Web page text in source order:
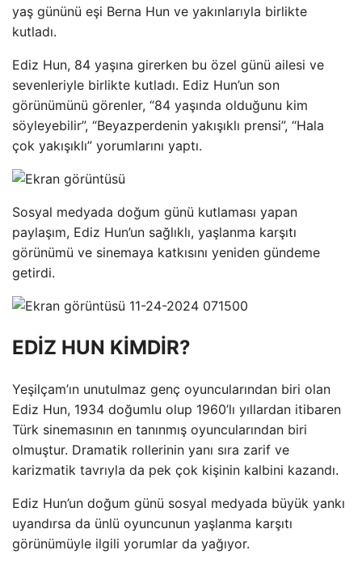
yaş gününü eşi Berna Hun ve yakınlarıyla birlikte
kutladı.
Ediz Hun, 84 yaşına girerken bu özel günü ailesi ve
sevenleriyle birlikte kutladı. Ediz Hun’un son
görünümünü görenler, “84 yaşında olduğunu kim
söyleyebilir”, “Beyazperdenin yakışıklı prensi”, “Hala
çok yakışıklı” yorumlarını yaptı.
Sosyal medyada doğum günü kutlaması yapan
paylaşım, Ediz Hun’un sağlıklı, yaşlanma karşıtı
görünümü ve sinemaya katkısını yeniden gündeme
getirdi.
EDİZ HUN KİMDİR?
Yeşilçam’ın unutulmaz genç oyuncularından biri olan
Ediz Hun, 1934 doğumlu olup 1960’lı yıllardan itibaren
Türk sinemasının en tanınmış oyuncularından biri
olmuştur. Dramatik rollerinin yanı sıra zarif ve
karizmatik tavrıyla da pek çok kişinin kalbini kazandı.
Ediz Hun’un doğum günü sosyal medyada büyük yankı
uyandırsa da ünlü oyuncunun yaşlanma karşıtı
görünümüyle ilgili yorumlar da yağıyor.